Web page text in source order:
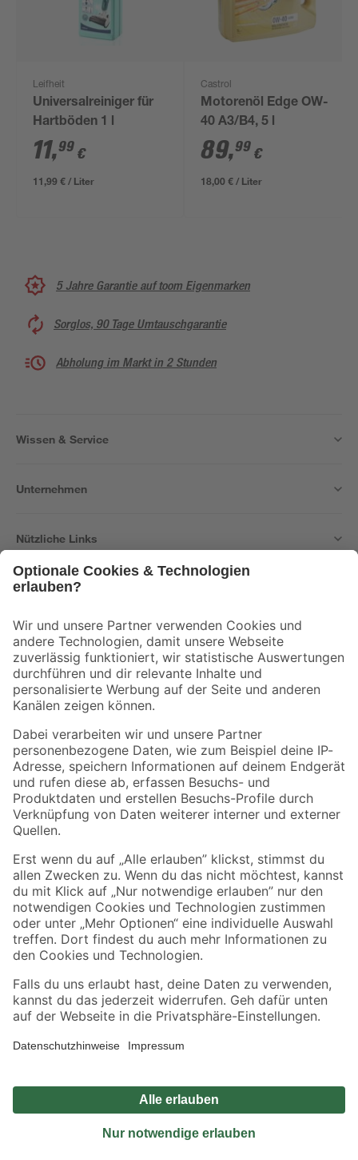
Leifheit
Universalreiniger für
Hartböden 1 l
11,99 €
11,99 € / Liter
Castrol
Motorenöl Edge OW-
40 A3/B4, 5 l
89,99 €
18,00 € / Liter
5 Jahre Garantie auf toom Eigenmarken
Sorglos, 90 Tage Umtauschgarantie
Abholung im Markt in 2 Stunden
Wissen & Service
Unternehmen
Nützliche Links
Der toom Newsletter: Keine Angebote und Aktionen mehr verpassen!
Zur Newsletter Anmeldung
Folge uns
Zahlungsarten Versandarten
Sicher einkaufen
Jetzt die toom-App herunterladen
Alle Preisangaben in EUR inkl. gesetzl. MwSt.. Die dargestellten Angebote sind unter
Umständen nicht in allen Märkten verfügbar. Die angegebenen Verfügbarkeiten beziehen
Produkte nur solange der Vorrat reicht.
*Paketversand ab 59 € versandkostenfrei, gilt nicht für Artikel mit Speditionsversand, hier
Privatsphäre Impressum
Nutzungsbedingungen
Widerrufsrecht
Vertrag widerrufen